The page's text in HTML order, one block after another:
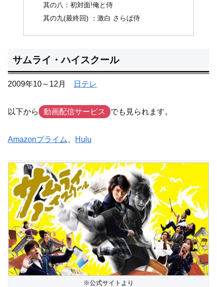
其の八：初対面!俺と侍
其の九(最終回) ：激白 さらば侍
サムライ・ハイスクール
2009年10～12月 日テレ
以下から 動画配信サービス でも見られます。
Amazonプライム Hulu
※公式サイトより